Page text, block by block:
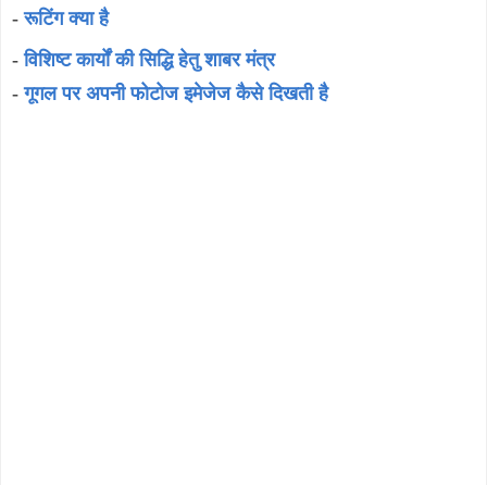
-रूटिंग क्या है
-विशिष्ट कार्यों की सिद्धि हेतु शाबर मंत्र
-गूगल पर अपनी फोटोज इमेजेज कैसे दिखती है